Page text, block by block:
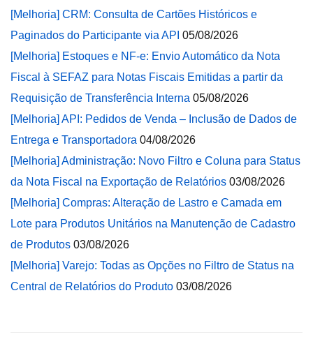
[Melhoria] CRM: Consulta de Cartões Históricos e
Paginados do Participante via API 05/08/2026
[Melhoria] Estoques e NF-e: Envio Automático da Nota
Fiscal à SEFAZ para Notas Fiscais Emitidas a partir da
Requisição de Transferência Interna 05/08/2026
[Melhoria] API: Pedidos de Venda – Inclusão de Dados de
Entrega e Transportadora 04/08/2026
[Melhoria] Administração: Novo Filtro e Coluna para Status
da Nota Fiscal na Exportação de Relatórios 03/08/2026
[Melhoria] Compras: Alteração de Lastro e Camada em
Lote para Produtos Unitários na Manutenção de Cadastro
de Produtos 03/08/2026
[Melhoria] Varejo: Todas as Opções no Filtro de Status na
Central de Relatórios do Produto 03/08/2026